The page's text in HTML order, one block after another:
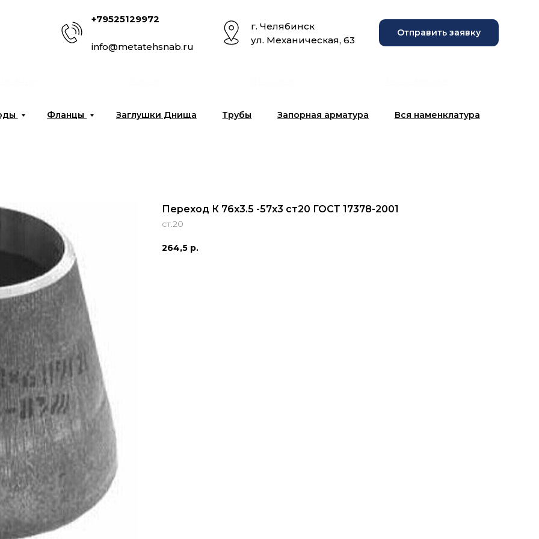
+79525129972
info@metatehsnab.ru
г. Челябинск
ул. Механическая, 63
Отправить заявку
Фланцы Заглушки Днища Трубы Запорная арматура Вся наменклатура
Переход К 76х3.5 -57х3 ст20 ГОСТ 17378-2001
ст.20
264,5 р.